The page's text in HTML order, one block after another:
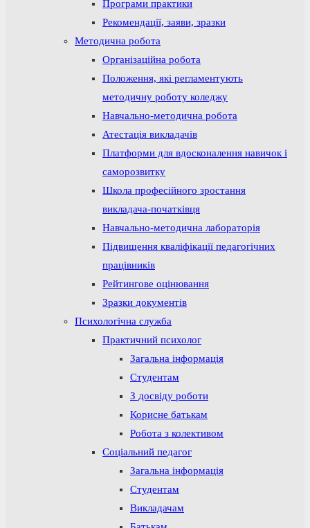
Програми практики
Рекомендації, заяви, зразки
Методична робота
Організаційна робота
Положення, які регламентують
методичну роботу коледжу
Навчально-методична робота
Атестація викладачів
Платформи для вдосконалення навичок і
саморозвитку
Школа професійного зростання
викладача-початківця
Навчально-методична лабораторія
Підвищення кваліфікації педагогічних
працівників
Рейтингове оцінювання
Зразки документів
Психологічна служба
Практичний психолог
Загальна інформація
Студентам
З досвіду роботи
Корисне батькам
Робота з колективом
Соціальний педагог
Загальна інформація
Студентам
Викладачам